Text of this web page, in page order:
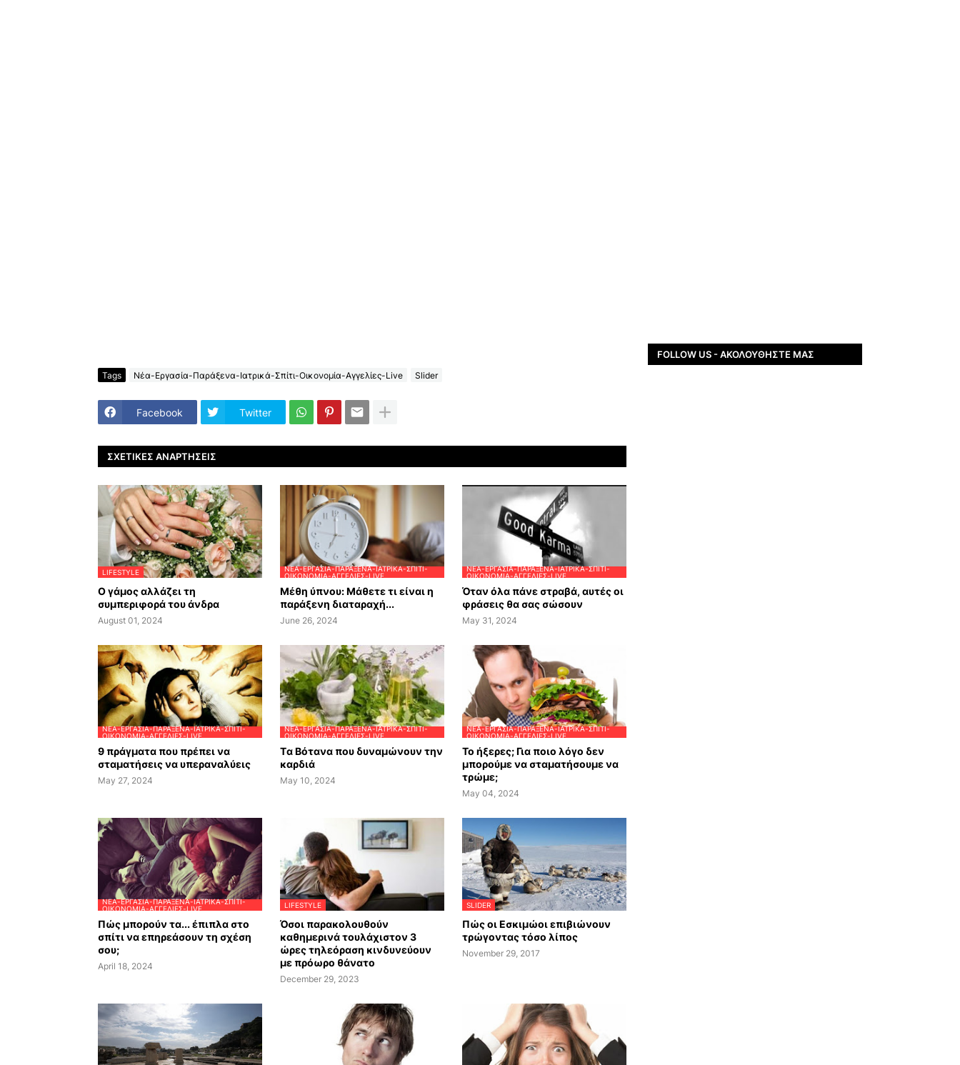
Tags Νέα-Εργασία-Παράξενα-Ιατρικά-Σπίτι-Οικονομία-Αγγελίες-Live Slider
Facebook Twitter
ΣΧΕΤΙΚΈΣ ΑΝΑΡΤΉΣΕΙΣ
LIFESTYLE
Ο γάμος αλλάζει τη
συμπεριφορά του άνδρα
August 01, 2024
ΝΈΑ-ΕΡΓΑΣΊΑ-ΠΑΡΆΞΕΝΑ-ΙΑΤΡΙΚΆ-ΣΠΊΤΙ-
ΟΙΚΟΝΟΜΊΑ-ΑΓΓΕΛΊΕΣ-LIVE
Μέθη ύπνου: Μάθετε τι είναι η
παράξενη διαταραχή...
June 26, 2024
ΝΈΑ-ΕΡΓΑΣΊΑ-ΠΑΡΆΞΕΝΑ-ΙΑΤΡΙΚΆ-ΣΠΊΤΙ-
ΟΙΚΟΝΟΜΊΑ-ΑΓΓΕΛΊΕΣ-LIVE
Όταν όλα πάνε στραβά, αυτές οι
φράσεις θα σας σώσουν
May 31, 2024
ΝΈΑ-ΕΡΓΑΣΊΑ-ΠΑΡΆΞΕΝΑ-ΙΑΤΡΙΚΆ-ΣΠΊΤΙ-
ΟΙΚΟΝΟΜΊΑ-ΑΓΓΕΛΊΕΣ-LIVE
9 πράγματα που πρέπει να
σταματήσεις να υπεραναλύεις
May 27, 2024
ΝΈΑ-ΕΡΓΑΣΊΑ-ΠΑΡΆΞΕΝΑ-ΙΑΤΡΙΚΆ-ΣΠΊΤΙ-
ΟΙΚΟΝΟΜΊΑ-ΑΓΓΕΛΊΕΣ-LIVE
Tα Βότανα που δυναμώνουν την
καρδιά
May 10, 2024
ΝΈΑ-ΕΡΓΑΣΊΑ-ΠΑΡΆΞΕΝΑ-ΙΑΤΡΙΚΆ-ΣΠΊΤΙ-
ΟΙΚΟΝΟΜΊΑ-ΑΓΓΕΛΊΕΣ-LIVE
Το ήξερες; Για ποιο λόγο δεν
μπορούμε να σταματήσουμε να
τρώμε;
May 04, 2024
ΝΈΑ-ΕΡΓΑΣΊΑ-ΠΑΡΆΞΕΝΑ-ΙΑΤΡΙΚΆ-ΣΠΊΤΙ-
ΟΙΚΟΝΟΜΊΑ-ΑΓΓΕΛΊΕΣ-LIVE
Πώς μπορούν τα... έπιπλα στο
σπίτι να επηρεάσουν τη σχέση
σου;
April 18, 2024
LIFESTYLE
Όσοι παρακολουθούν
καθημερινά τουλάχιστον 3
ώρες τηλεόραση κινδυνεύουν
με πρόωρο θάνατο
December 29, 2023
SLIDER
Πώς οι Εσκιμώοι επιβιώνουν
τρώγοντας τόσο λίπος
November 29, 2017
FOLLOW US - ΑΚΟΛΟΥΘΉΣΤΕ ΜΑΣ